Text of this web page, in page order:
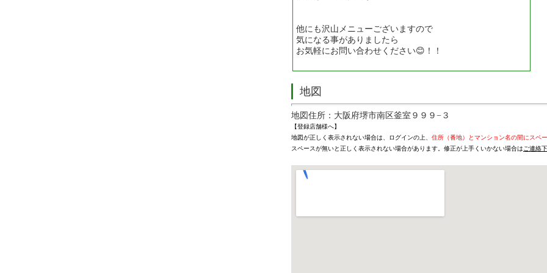
他にも沢山メニューございますので
気になる事がありましたら
お気軽にお問い合わせください😊！！
地図
地図住所：大阪府堺市南区釜室９９９−３
【登録店舗様へ】
地図が正しく表示されない場合は、ログインの上、 住所（番地）とマンション名の間にスペ
スペースが無いと正しく表示されない場合があります。修正が上手くいかない場合は ご連絡